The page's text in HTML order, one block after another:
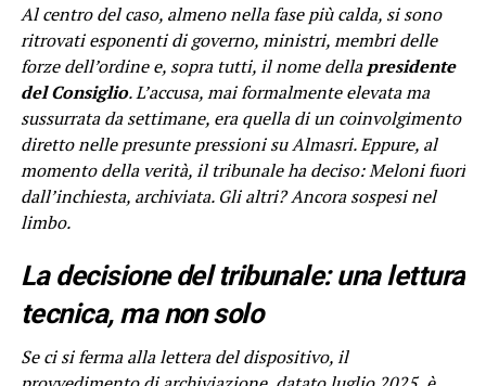
Al centro del caso, almeno nella fase più calda, si sono
ritrovati esponenti di governo, ministri, membri delle
forze dell’ordine e, sopra tutti, il nome dellapresidente
del Consiglio. L’accusa, mai formalmente elevata ma
sussurrata da settimane, era quella di un coinvolgimento
diretto nelle presunte pressioni su Almasri. Eppure, al
momento della verità, il tribunale ha deciso: Meloni fuori
dall’inchiesta, archiviata. Gli altri? Ancora sospesi nel
limbo.
La decisione del tribunale: una lettura
tecnica, ma non solo
Se ci si ferma alla lettera del dispositivo, il